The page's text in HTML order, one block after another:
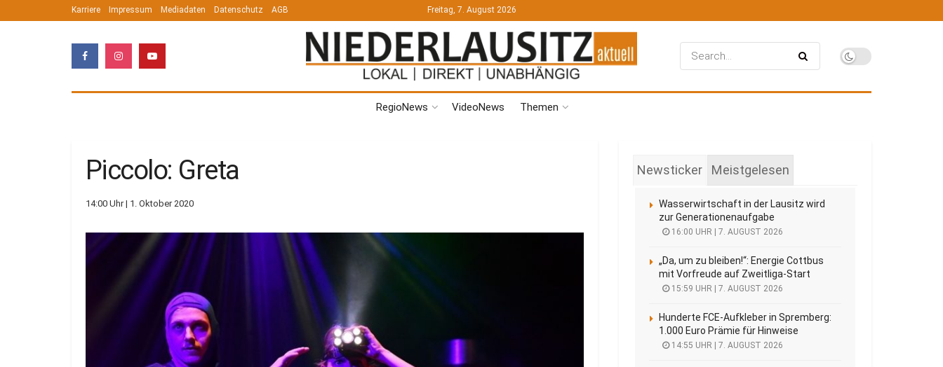
Karriere Impressum Mediadaten Datenschutz AGB Freitag, 7. August 2026
RegioNews VideoNews Themen
Piccolo: Greta
14:00 Uhr | 1. Oktober 2020
Newsticker Meistgelesen
Wasserwirtschaft in der Lausitz wird
zur Generationenaufgabe
16:00 UHR | 7. AUGUST 2026
„Da, um zu bleiben!“: Energie Cottbus
mit Vorfreude auf Zweitliga-Start
15:59 UHR | 7. AUGUST 2026
Hunderte FCE-Aufkleber in Spremberg:
1.000 Euro Prämie für Hinweise
14:55 UHR | 7. AUGUST 2026